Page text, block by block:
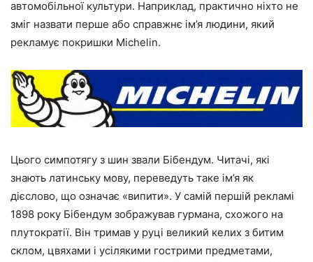
автомобільної культури. Наприклад, практично ніхто не
зміг назвати перше або справжнє ім’я людини, який
рекламує покришки Michelin.
Цього симпотягу з шин звали Бібендум. Читачі, які
знають латинську мову, переведуть таке ім’я як
дієслово, що означає «випити». У самій першій рекламі
1898 року Бібендум зображував гурмана, схожого на
плутократії. Він тримав у руці великий келих з битим
склом, цвяхами і усілякими гострими предметами,